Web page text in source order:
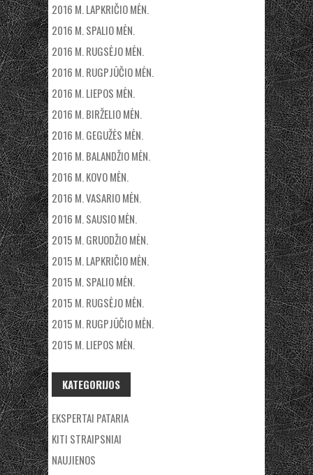
2016 M. LAPKRIČIO MĖN.
2016 M. SPALIO MĖN.
2016 M. RUGSĖJO MĖN.
2016 M. RUGPJŪČIO MĖN.
2016 M. LIEPOS MĖN.
2016 M. BIRŽELIO MĖN.
2016 M. GEGUŽĖS MĖN.
2016 M. BALANDŽIO MĖN.
2016 M. KOVO MĖN.
2016 M. VASARIO MĖN.
2016 M. SAUSIO MĖN.
2015 M. GRUODŽIO MĖN.
2015 M. LAPKRIČIO MĖN.
2015 M. SPALIO MĖN.
2015 M. RUGSĖJO MĖN.
2015 M. RUGPJŪČIO MĖN.
2015 M. LIEPOS MĖN.
KATEGORIJOS
EKSPERTAI PATARIA
KITI STRAIPSNIAI
NAUJIENOS